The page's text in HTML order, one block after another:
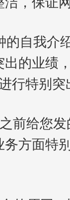
自我介
的业绩
行特别突
前给您
方面特